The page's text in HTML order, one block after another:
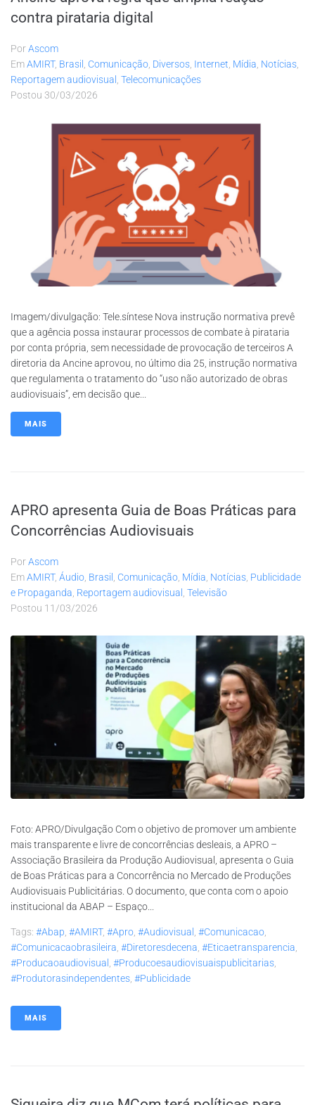
contra pirataria digital
PorAscom
EmAMIRT, Brasil , Comunicação, Diversos, Internet, Mídia, Notícias,
Reportagem audiovisual , Telecomunicações
Postou 30/03/2026
Imagem/divulgação: Tele.síntese Nova instrução normativa prevê
que a agência possa instaurar processos de combate à pirataria
por conta própria, sem necessidade de provocação de terceiros A
diretoria da Ancine aprovou, no último dia 25, instrução normativa
que regulamenta o tratamento do “uso não autorizado de obras
audiovisuais”, em decisão que...
MAIS
APRO apresenta Guia de Boas Práticas para
Concorrências Audiovisuais
PorAscom
EmAMIRT, Áudio Brasil Comunicação Mídia Notícias Publicidade
e Propaganda Reportagem audiovisual
Televisão
Postou 11/03/2026
Foto: APRO/Divulgação Com o objetivo de promover um ambiente
mais transparente e livre de concorrências desleais, a APRO –
Associação Brasileira da Produção Audiovisual, apresenta o Guia
de Boas Práticas para a Concorrência no Mercado de Produções
Audiovisuais Publicitárias. O documento, que conta com o apoio
institucional da ABAP – Espaço...
Tags: #abap, #AMIRT, #apro, #audiovisual , #comunicacao,
#comunicacaobrasileira, #diretoresdecena, #eticaetransparencia,
#producaoaudiovisual , #producoesaudiovisuaispublicitarias,
#produtorasindependentes, #publicidade
MAIS